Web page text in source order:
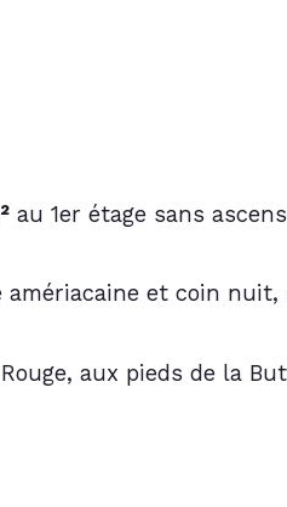
au 1er étage sans
amériacaine et coin
aux pieds de la